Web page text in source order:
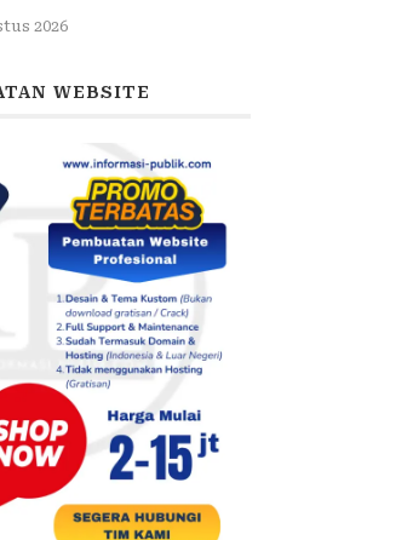
Deadlock,
Imbau Kedua Pihak
2026
WEBSITE